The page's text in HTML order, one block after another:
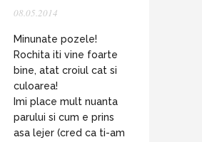
08.05.2014
Minunate pozele!
Rochita iti vine foarte
bine, atat croiul cat si
culoarea!
Imi place mult nuanta
parului si cum e prins
asa lejer (cred ca ti-am